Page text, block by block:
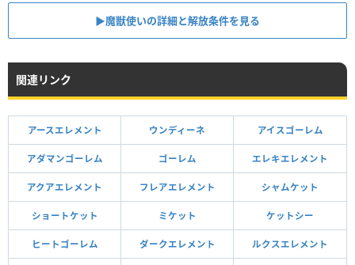
▶魔獣使いの詳細と解放条件を見る
関連リンク
アースエレメント ウンディーネ アイスゴーレム
アダマンゴーレム ゴーレム エレキエレメント
アクアエレメント フレアエレメント シャムケット
ショートケット ミケット ケットシー
ヒートゴーレム ダークエレメント ルクスエレメント